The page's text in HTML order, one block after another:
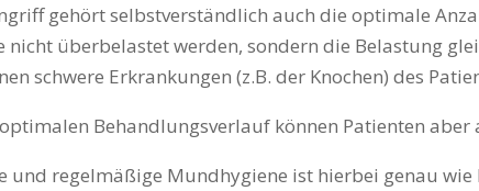
gehört selbstverständlich auch die optimale
nicht überbelastet werden, sondern die Belastung
schwere Erkrankungen (z.B. der Knochen) des
Behandlungsverlauf können Patienten
und regelmäßige Mundhygiene ist hierbei genau